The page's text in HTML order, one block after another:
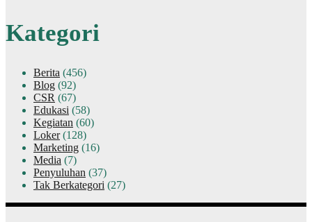
Kategori
Berita (456)
Blog (92)
CSR (67)
Edukasi (58)
Kegiatan (60)
Loker(128)
Marketing (16)
Media (7)
Penyuluhan (37)
Tak Berkategori (27)